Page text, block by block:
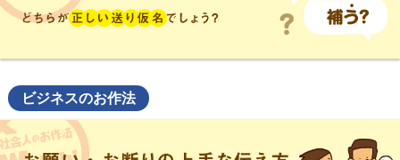
ビジネスのお作法